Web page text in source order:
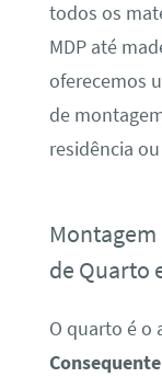
todos os
MDP até
oferecemos
de
residência
Montagem
de Quarto
O quarto é o